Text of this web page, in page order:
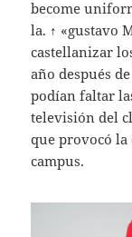
become
la. ↑ «gustavo
castellanizar
año después
podían faltar
televisión del
que provocó
campus.